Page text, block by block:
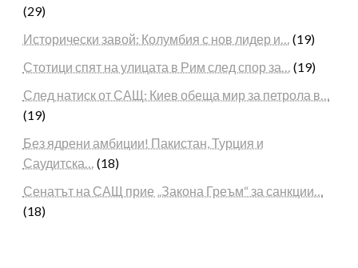
(29)
Исторически завой: Колумбия с нов лидер и… (19)
Стотици спят на улицата в Рим след спор за… (19)
След натиск от САЩ: Киев обеща мир за петрола в…
(19)
Без ядрени амбиции! Пакистан, Турция и
Саудитска… (18)
Сенатът на САЩ прие „Закона Греъм“ за санкции…
(18)